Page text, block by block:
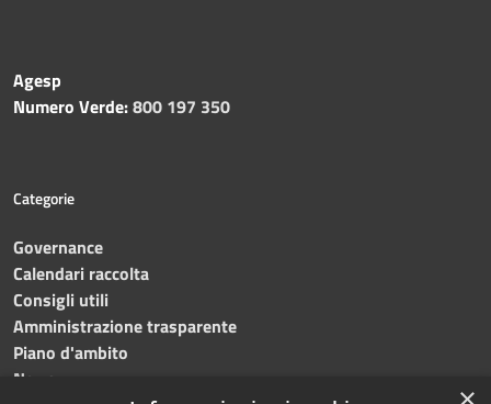
Agesp
Numero Verde:800 197 350
Categorie
Governance
Calendari raccolta
Consigli utili
Amministrazione trasparente
Piano d'ambito
News